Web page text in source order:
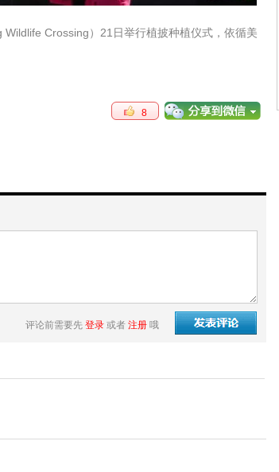
Crossing）21日举行植披种植仪式，依循美
8
评论前需要先 登录 或者 注册 哦